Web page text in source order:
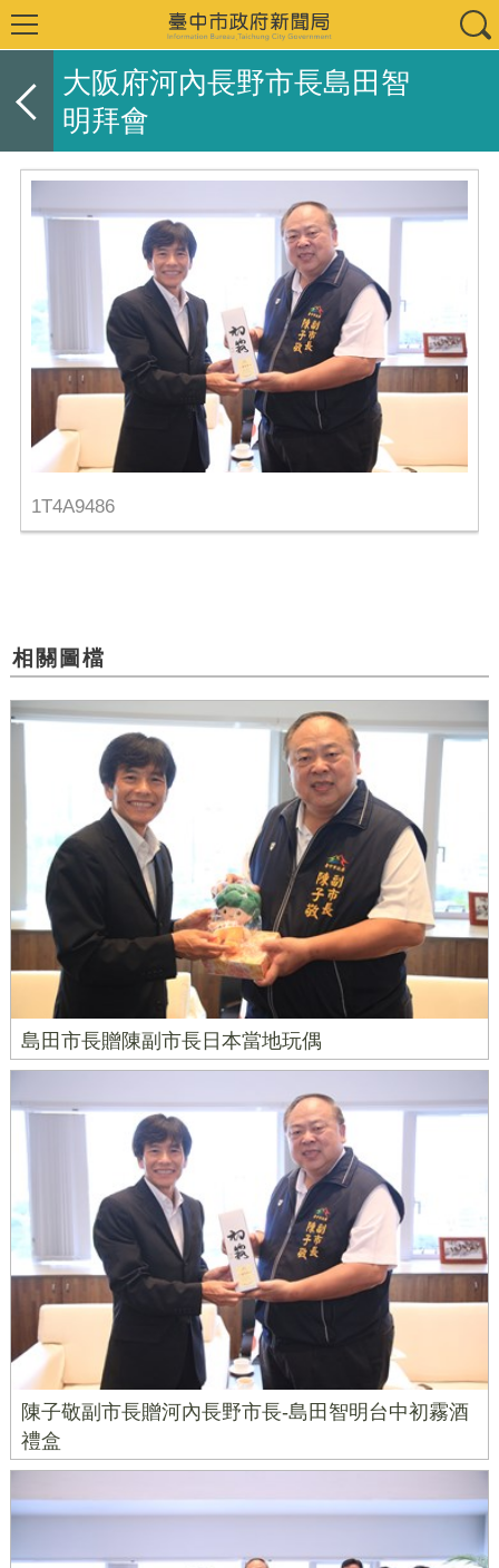
大阪府河內長野市長島田智
明拜會
1T4A9486
相關圖檔
島田市長贈陳副市長日本當地玩偶
陳子敬副市長贈河內長野市長-島田智明台中初霧酒
禮盒